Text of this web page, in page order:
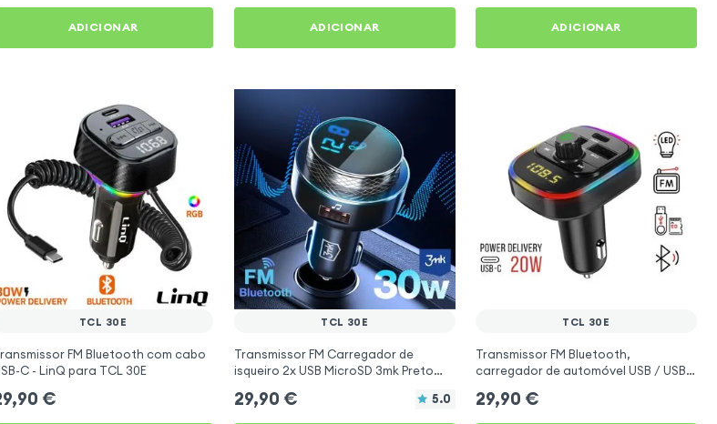
ADICIONAR ADICIONAR ADICIONAR
TCL 30E
FM Bluetooth com cabo
C - LinQ para TCL 30E
€
TCL 30E
Transmissor FM Carregador de
isqueiro 2x USB MicroSD 3mk Preto
29,90 € 5.0
TCL 30E
Transmissor FM Bluetooth,
carregador de automóvel USB / USB-
29,90 €